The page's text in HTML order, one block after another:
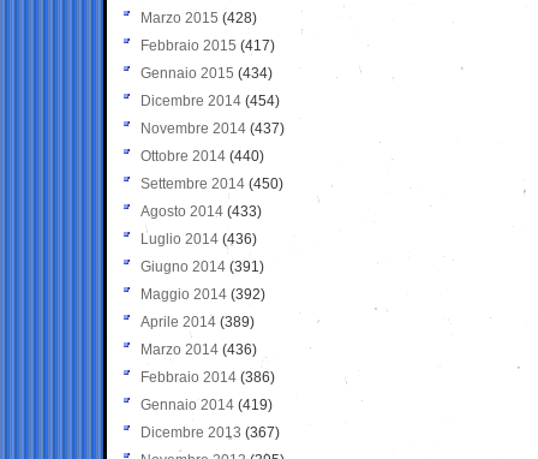
Marzo 2015 (428)
Febbraio 2015 (417)
Gennaio 2015 (434)
Dicembre 2014 (454)
Novembre 2014 (437)
Ottobre 2014 (440)
Settembre 2014 (450)
Agosto 2014 (433)
Luglio 2014 (436)
Giugno 2014 (391)
Maggio 2014 (392)
Aprile 2014 (389)
Marzo 2014 (436)
Febbraio 2014 (386)
Gennaio 2014 (419)
Dicembre 2013 (367)